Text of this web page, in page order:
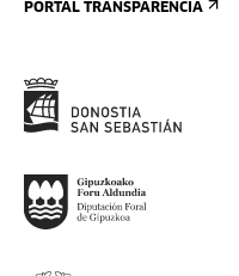
PORTAL TRANSPARENCIA